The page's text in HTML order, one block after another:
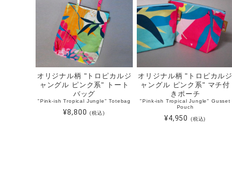
オリジナル柄 "トロピカルジ
ャングル ピンク系" トート
バッグ
"Pink-ish Tropical Jungle" Totebag
¥8,800 (税込)
オリジナル柄 "トロピカルジ
ャングル ピンク系" マチ付
きポーチ
"Pink-ish Tropical Jungle" Gusset
Pouch
¥4,950 (税込)